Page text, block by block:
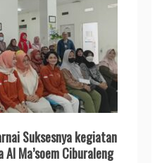
Suksesnya kegiatan
Ma’soem Ciburaleng